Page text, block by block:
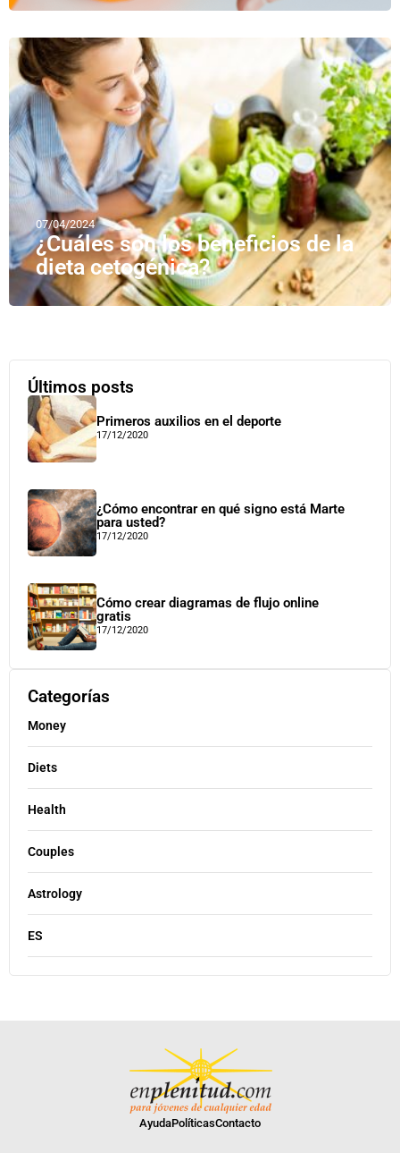
07/04/2024
¿Cuáles son los beneficios de la
dieta cetogénica?
Últimos posts
Primeros auxilios en el deporte
17/12/2020
¿Cómo encontrar en qué signo está Marte
para usted?
17/12/2020
Cómo crear diagramas de flujo online
gratis
17/12/2020
Categorías
Money
Diets
Health
Couples
Astrology
ES
AyudaPolíticasContacto